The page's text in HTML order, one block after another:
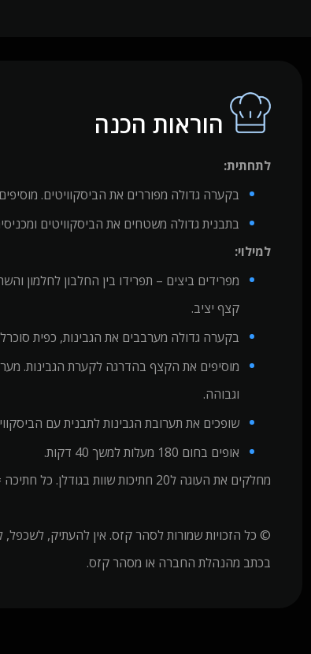
הוראות הכנה
לתחתית:
בקערה גדולה מפוררים את הביסקוויטים. מוסיפים 20 גרם חמאה מומסת וחצי כוס חלב ומערבבים היטב.
בתבנית גדולה משטחים את הביסקוויטים
למילוי:
מפרידים ביצים – תפרידו בין החלבון לחלמון
קצף יציב.
בקערה גדולה מערבבים את הגבינות, כפית סוכרלוז נוזלי ו4 סקופים של אבקת
מוסיפים את הקצף בהדרגה לקערת הגבינות.
וגבוהה.
שופכים את תערובת הגבינות לתבנית עם
אופים בחום 180 מעלות למשך 40 דקות.
מחלקים את העוגה ל20 חתיכות שוות בגודלן. כל חתיכה = חצי מנת חלבון
© כל הזכויות שמורות לסהר קזס. אין להעתיק,
בכתב מהנהלת החברה או מסהר קזס.